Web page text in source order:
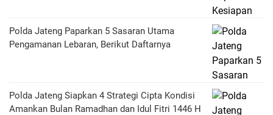
Polda Jateng Paparkan 5 Sasaran Utama
Pengamanan Lebaran, Berikut Daftarnya
Polda Jateng Siapkan 4 Strategi Cipta Kondisi
Amankan Bulan Ramadhan dan Idul Fitri 1446 H